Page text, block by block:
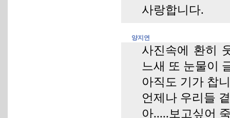
사랑합니다.
양지연
사진속에 환히
느새 또 눈물이
아직도 기가 찹
언제나 우리들
아.....보고싶어